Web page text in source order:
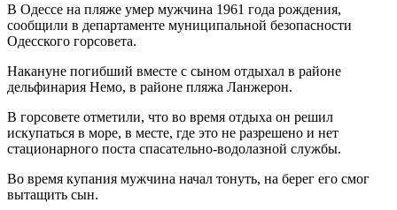
В Одессе на пляже умер мужчина 1961 года рождения,
сообщили в департаменте муниципальной безопасности
Одесского горсовета.
Накануне погибший вместе с сыном отдыхал в районе
дельфинария Немо, в районе пляжа Ланжерон.
В горсовете отметили, что во время отдыха он решил
искупаться в море, в месте, где это не разрешено и нет
стационарного поста спасательно-водолазной службы.
Во время купания мужчина начал тонуть, на берег его смог
вытащить сын.